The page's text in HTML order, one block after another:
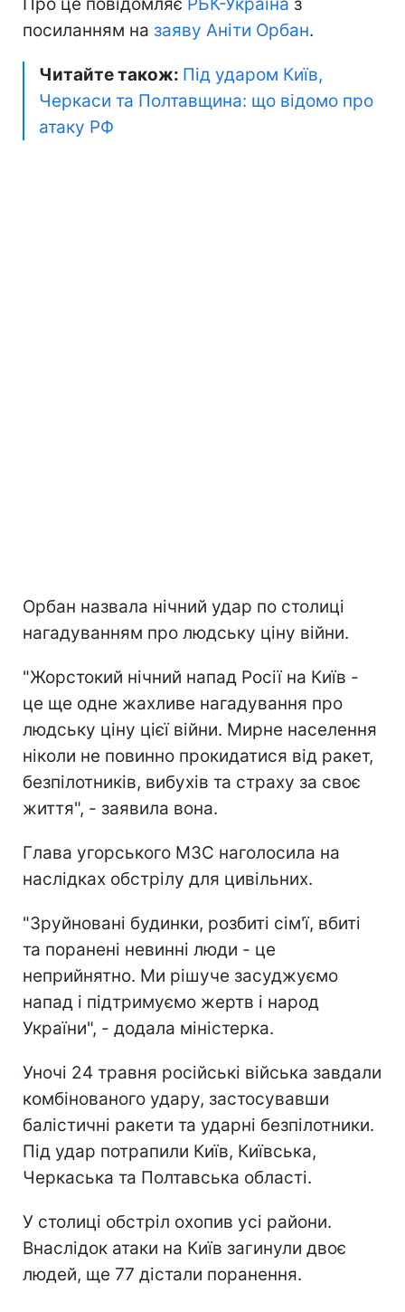
посиланням на заяву Аніти Орбан.
Читайте також: Під ударом Київ,
Черкаси та Полтавщина: що відомо про
атаку РФ
Орбан назвала нічний удар по столиці
нагадуванням про людську ціну війни.
"Жорстокий нічний напад Росії на Київ -
це ще одне жахливе нагадування про
людську ціну цієї війни. Мирне населення
ніколи не повинно прокидатися від ракет,
безпілотників, вибухів та страху за своє
життя", - заявила вона.
Глава угорського МЗС наголосила на
наслідках обстрілу для цивільних.
"Зруйновані будинки, розбиті сім'ї, вбиті
та поранені невинні люди - це
неприйнятно. Ми рішуче засуджуємо
напад і підтримуємо жертв і народ
України", - додала міністерка.
Уночі 24 травня російські війська завдали
комбінованого удару, застосувавши
балістичні ракети та ударні безпілотники.
Під удар потрапили Київ, Київська,
Черкаська та Полтавська області.
У столиці обстріл охопив усі райони.
Внаслідок атаки на Київ загинули двоє
людей, ще 77 дістали поранення.